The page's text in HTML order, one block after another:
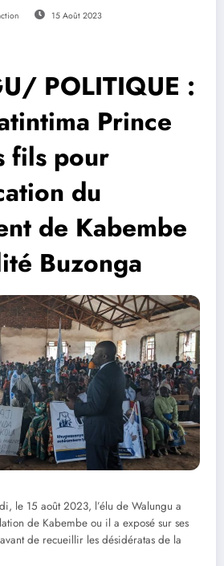
15 Août 2023
POLITIQUE :
Prince
fils pour
du
de Kabembe
Buzonga
le 15 août 2023, l’élu de Walungu a
de Kabembe ou il a exposé sur ses
de recueillir les désidératas de la